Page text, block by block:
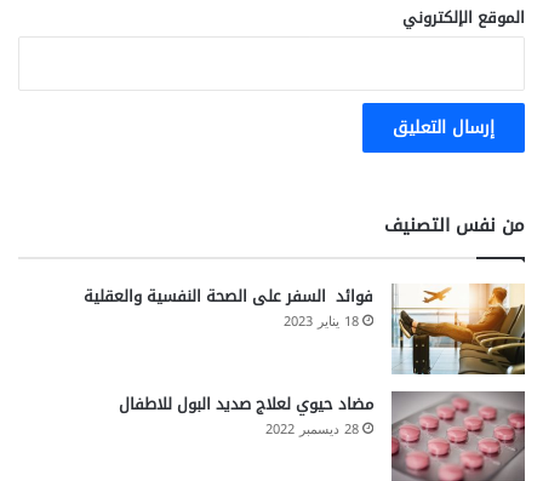
الموقع الإلكتروني
من نفس التصنيف
فوائد السفر على الصحة النفسية والعقلية
18 يناير 2023
مضاد حيوي لعلاج صديد البول للاطفال
28 ديسمبر 2022